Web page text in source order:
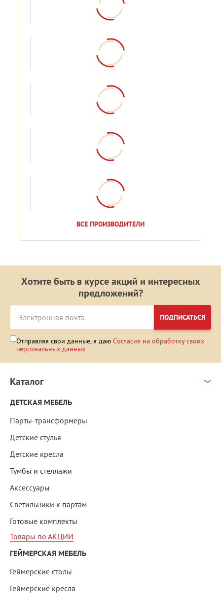
ВСЕ ПРОИЗВОДИТЕЛИ
Хотите быть в курсе акций и интересных
предложений?
ПОДПИСАТЬСЯ
Отправляя свои данные, я даю Согласие на обработку своих
персональных данных
Каталог
ДЕТСКАЯ МЕБЕЛЬ
Парты-трансформеры
Детские стулья
Детские кресла
Тумбы и стеллажи
Аксессуары
Светильники к партам
Готовые комплекты
Товары по АКЦИИ
ГЕЙМЕРСКАЯ МЕБЕЛЬ
Геймерские столы
Геймерские кресла